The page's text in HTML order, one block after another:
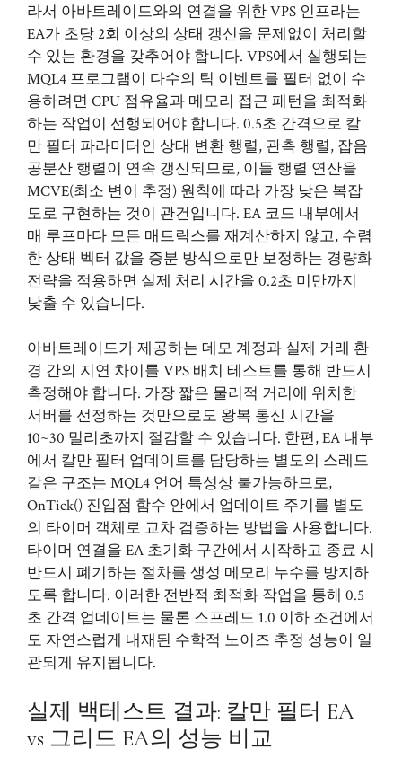
라서 아바트레이드와의 연결을 위한 VPS 인프라는
EA가 초당 2회 이상의 상태 갱신을 문제없이 처리할
수 있는 환경을 갖추어야 합니다. VPS에서 실행되는
MQL4 프로그램이 다수의 틱 이벤트를 필터 없이 수
용하려면 CPU 점유율과 메모리 접근 패턴을 최적화
하는 작업이 선행되어야 합니다. 0.5초 간격으로 칼
만 필터 파라미터인 상태 변환 행렬, 관측 행렬, 잡음
공분산 행렬이 연속 갱신되므로, 이들 행렬 연산을
MCVE(최소 변이 추정) 원칙에 따라 가장 낮은 복잡
도로 구현하는 것이 관건입니다. EA 코드 내부에서
매 루프마다 모든 매트릭스를 재계산하지 않고, 수렴
한 상태 벡터 값을 증분 방식으로만 보정하는 경량화
전략을 적용하면 실제 처리 시간을 0.2초 미만까지
낮출 수 있습니다.
아바트레이드가 제공하는 데모 계정과 실제 거래 환
경 간의 지연 차이를 VPS 배치 테스트를 통해 반드시
측정해야 합니다. 가장 짧은 물리적 거리에 위치한
서버를 선정하는 것만으로도 왕복 통신 시간을
10~30 밀리초까지 절감할 수 있습니다. 한편, EA 내부
에서 칼만 필터 업데이트를 담당하는 별도의 스레드
같은 구조는 MQL4 언어 특성상 불가능하므로,
OnTick() 진입점 함수 안에서 업데이트 주기를 별도
의 타이머 객체로 교차 검증하는 방법을 사용합니다.
타이머 연결을 EA 초기화 구간에서 시작하고 종료 시
반드시 폐기하는 절차를 생성 메모리 누수를 방지하
도록 합니다. 이러한 전반적 최적화 작업을 통해 0.5
초 간격 업데이트는 물론 스프레드 1.0 이하 조건에서
도 자연스럽게 내재된 수학적 노이즈 추정 성능이 일
관되게 유지됩니다.
실제 백테스트 결과: 칼만 필터 EA
vs 그리드 EA의 성능 비교